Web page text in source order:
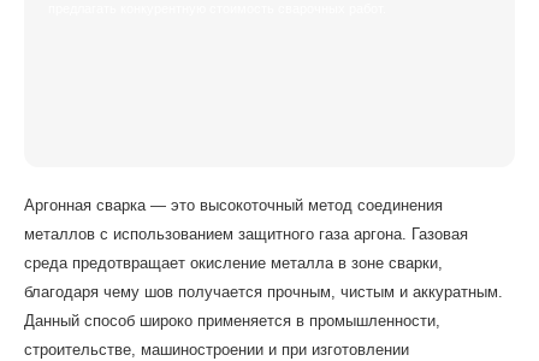
Аргонная сварка — это высокоточный метод соединения
металлов с использованием защитного газа аргона. Газовая
среда предотвращает окисление металла в зоне сварки,
благодаря чему шов получается прочным, чистым и аккуратным.
Данный способ широко применяется в промышленности,
строительстве, машиностроении и при изготовлении